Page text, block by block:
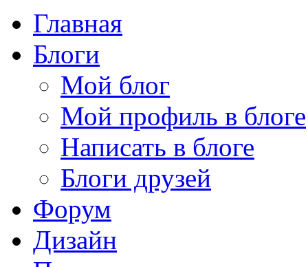
Главная
Блоги
Мой блог
Мой профиль в блоге
Написать в блоге
Блоги друзей
Форум
Дизайн